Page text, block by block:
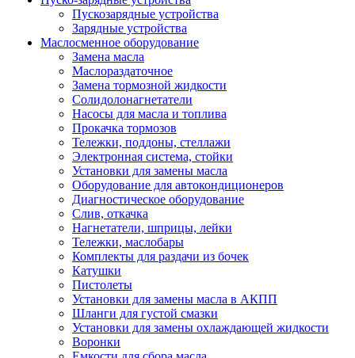
Пускозарядные устройства
Зарядные устройства
Маслосменное оборудование
Замена масла
Маслораздаточное
Замена тормозной жидкости
Солидолонагнетатели
Насосы для масла и топлива
Прокачка тормозов
Тележки, поддоны, стеллажи
Электронная система, стойки
Установки для замены масла
Оборудование для автокондиционеров
Диагностическое оборудование
Слив, откачка
Нагнетатели, шприцы, лейки
Тележки, маслобары
Комплекты для раздачи из бочек
Катушки
Пистолеты
Установки для замены масла в АКПП
Шланги для густой смазки
Установки для замены охлаждающей жидкости
Воронки